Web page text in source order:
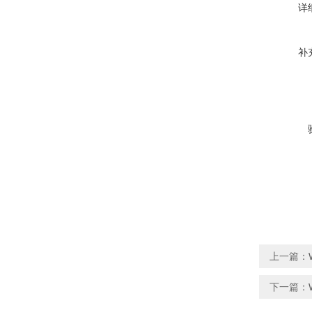
详
补
上一篇：
下一篇：